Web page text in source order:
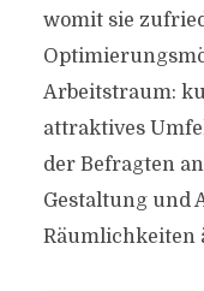
womit sie
Arbeitstraum:
attraktives
der Befragten
Gestaltung und
Räumlichkeiten